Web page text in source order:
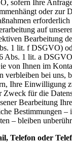
sofern Ihre
oder zur
auf
Bearbeitung
1 lit. f DSGVO)
1 lit. a
von Ihnen im
verbleiben bei uns,
Ihre Einwilligung
Zweck für die
Bearbeitung
Bestimmungen –
– bleiben
Telefon oder